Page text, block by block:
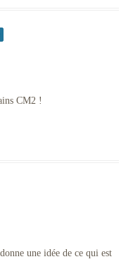
CM2 !
une idée de ce qui est